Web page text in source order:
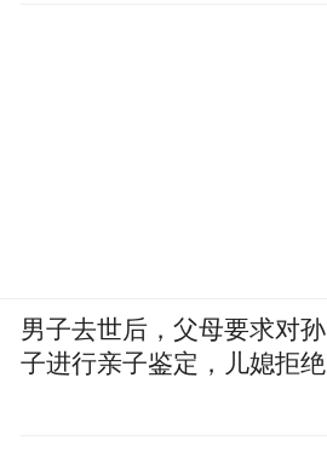
男子去世后，父母要求对孙
子进行亲子鉴定，儿媳拒绝